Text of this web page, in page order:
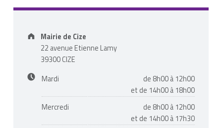
Address:
Mairie de Cize
22 avenue Etienne Lamy
39300 CIZE
Business hours:
Mardi
de 8h00 à 12h00
et de 14h00 à 18h00
Mercredi
de 8h00 à 12h00
et de 14h00 à 17h30